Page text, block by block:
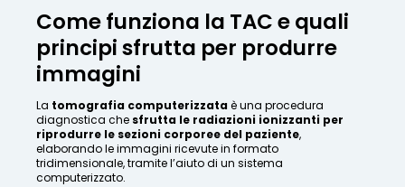
Come funziona la TAC e quali
principi sfrutta per produrre
immagini
La tomografia computerizzataè una procedura
diagnostica che sfrutta le radiazioni ionizzanti per
riprodurre le sezioni corporee del paziente,
elaborando le immagini ricevute in formato
tridimensionale, tramite l’aiuto di un sistema
computerizzato.